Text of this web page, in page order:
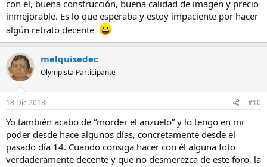
con el, buena construcción, buena calidad de imagen y precio
inmejorable. Es lo que esperaba y estoy impaciente por hacer
algún retrato decente
melquisedec
Olympista Participante
18 Dic 2018 #10
Yo también acabo de “morder el anzuelo” y lo tengo en mi
poder desde hace algunos días, concretamente desde el
pasado día 14. Cuando consiga hacer con él alguna foto
verdaderamente decente y que no desmerezca de este foro, la